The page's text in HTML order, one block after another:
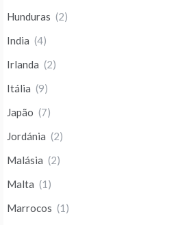
Hunduras (2)
India (4)
Irlanda (2)
Itália (9)
Japão (7)
Jordánia (2)
Malásia (2)
Malta (1)
Marrocos (1)